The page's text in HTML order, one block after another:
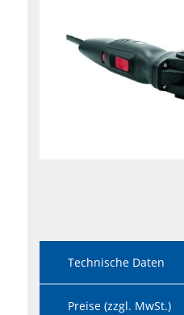
Technische Daten
Preise (zzgl. MwSt.)